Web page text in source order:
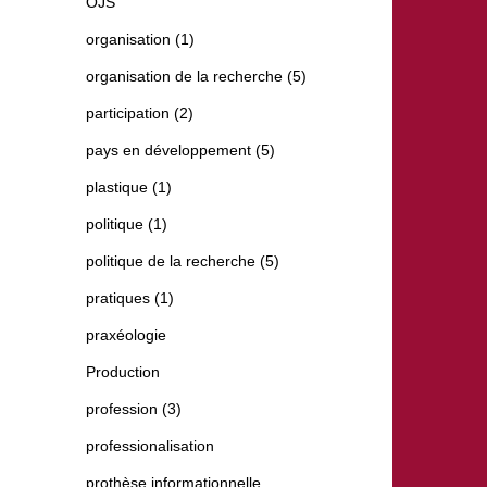
organisation (1)
organisation de la recherche (5)
participation (2)
pays en développement (5)
plastique (1)
politique (1)
politique de la recherche (5)
pratiques (1)
praxéologie
Production
profession (3)
professionalisation
prothèse informationnelle